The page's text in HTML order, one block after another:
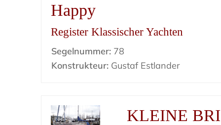
Happy
Register Klassischer Yachten
Segelnummer: 78
Konstrukteur: Gustaf Estlander
KLEINE